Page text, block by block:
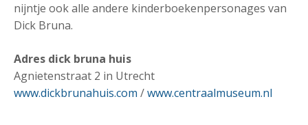
nijntje ook alle andere kinderboekenpersonages van
Dick Bruna.
Adres dick bruna huis
Agnietenstraat 2 in Utrecht
www.dickbrunahuis.com /www.centraalmuseum.nl